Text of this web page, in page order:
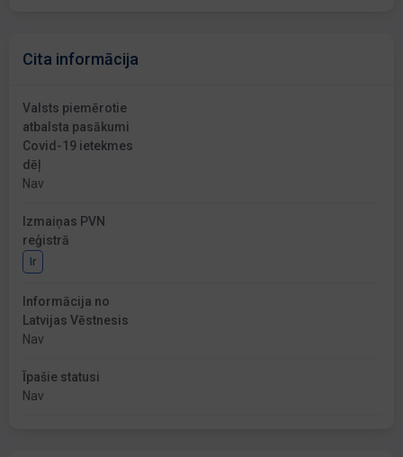
Cita informācija
Valsts piemērotie
atbalsta pasākumi
Covid-19 ietekmes
dēļ
Nav
Izmaiņas PVN
reģistrā
Ir
Informācija no
Latvijas Vēstnesis
Nav
Īpašie statusi
Nav